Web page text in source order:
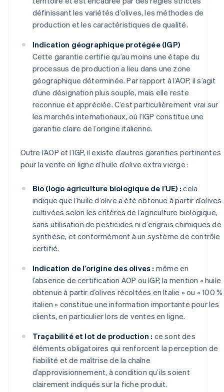
définissant les variétés d’olives, les méthodes de
production et les caractéristiques de qualité.
Indication géographique protégée (IGP)
Cette garantie certifie qu’au moins une étape du
processus de production a lieu dans une zone
géographique déterminée. Par rapport à l’AOP, il s’agit
d’une désignation plus souple, mais elle reste
reconnue et appréciée. C’est particulièrement vrai sur
les marchés internationaux, où l’IGP constitue une
garantie claire de l’origine italienne.
Outre l’AOP et l’IGP, il existe d’autres garanties pertinentes
pour la vente en ligne d’huile d’olive extra vierge :
Bio (logo agriculture biologique de l’UE) : cela
indique que l’huile d’olive a été obtenue à partir d’olives
cultivées selon les critères de l’agriculture biologique,
sans utilisation de pesticides ni d’engrais chimiques de
synthèse, et conformément à un système de contrôle
certifié.
Indication de l’origine des olives : même en
l’absence de certification AOP ou IGP, la mention « huile
obtenue à partir d’olives récoltées en Italie » ou « 100 %
italien » constitue une information importante pour les
clients, en particulier lors de ventes en ligne.
Traçabilité et lot de production : ce sont des
éléments obligatoires qui renforcent la perception de
fiabilité et de maîtrise de la chaîne
d’approvisionnement, à condition qu’ils soient
clairement indiqués sur la fiche produit.